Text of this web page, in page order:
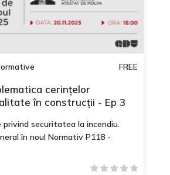
FREE
cerințelor
în construcții - Ep 3
privind securitatea la incendiu.
în noul Normativ P118 -